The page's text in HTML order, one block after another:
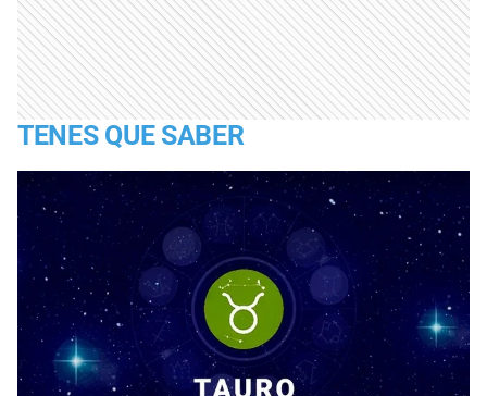
TENES QUE SABER